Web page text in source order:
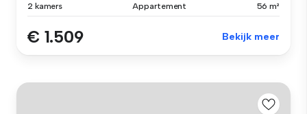
2 kamers Appartement 56 m²
€ 1.509 Bekijk meer